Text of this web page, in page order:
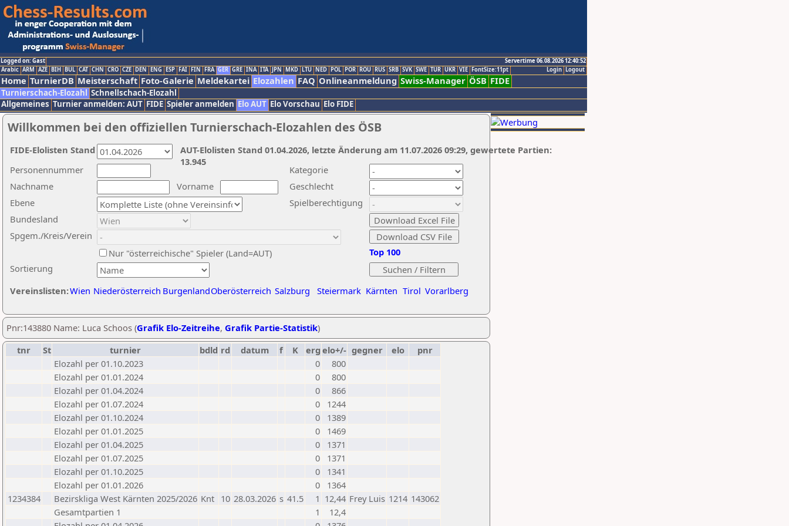
Logged on: Gast
Servertime 06.08.2026 12:40:52
Logout
Login
Arabic ARM AZE BIH BUL CAT CHN CRO CZE DEN ENG ESP FAI FIN FRA GER GRE INA ITA JPN MKD LTU NED POL POR ROU RUS SRB SVK SWE TUR UKR VIE FontSize:11pt
Home TurnierDB Meisterschaft Foto-Galerie Meldekartei Elozahlen FAQ Onlineanmeldung Swiss-Manager ÖSB FIDE
Turnierschach-Elozahl Schnellschach-Elozahl
Allgemeines Turnier anmelden: AUT FIDE Spieler anmelden Elo AUT Elo Vorschau Elo FIDE
Willkommen bei den offiziellen Turnierschach-Elozahlen des ÖSB
Nachname
Vorname
Ebene
Kategorie
Sortierung
Personennummer
Bundesland
Spgem./Kreis/Verein
Geschlecht
Nur "österreichische" Spieler (Land=AUT)
Spielberechtigung
Vereinslisten:Wien Niederösterreich BurgenlandOberösterreich Salzburg Steiermark Kärnten Tirol Vorarlberg
Top 100
AUT-Elolisten Stand 01.04.2026, letzte Änderung am 11.07.2026 09:29, gewertete Partien:
13.945
FIDE-Elolisten Stand
Pnr:143880 Name: Luca Schoos (Grafik Elo-Zeitreihe, Grafik Partie-Statistik)
tnr
St turnier bdld rd datum f K erg elo+/- gegner elo
pnr
Elozahl per 01.10.2023
0
800
Elozahl per 01.01.2024
0
800
Elozahl per 01.04.2024
0
866
Elozahl per 01.07.2024
0
1244
Elozahl per 01.10.2024
0
1389
Elozahl per 01.01.2025
0
1469
Elozahl per 01.04.2025
0
1371
Elozahl per 01.07.2025
0
1371
Elozahl per 01.10.2025
0
1341
Elozahl per 01.01.2026
0
1364
1234384
Bezirskliga West Kärnten 2025/2026 Knt 10 28.03.2026 s 41.5 1 12,44 Frey Luis 1214 143062
Gesamtpartien 1
1
12,4